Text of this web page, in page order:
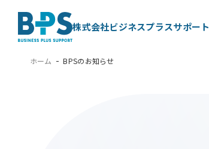
株式会社ビジネスプラスサポート
ホーム BPSのお知らせ